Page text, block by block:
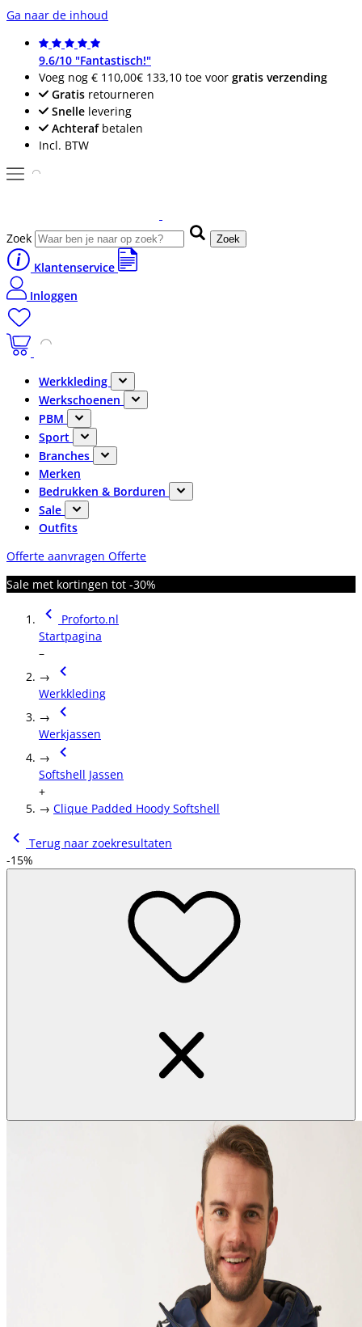
Ga naar de inhoud
9.6/10 "Fantastisch!"
Voeg nog € 110,00€ 133,10 toe voor gratis verzending
Gratis retourneren
Snelle levering
Achterafbetalen
Incl. BTW
Zoek Zoek
Klantenservice
Inloggen
Werkkleding
Werkschoenen
PBM
Sport
Branches
Merken
Bedrukken & Borduren
Sale
Outfits
Offerte aanvragen Offerte
Sale met kortingen tot -30%
Proforto.nl
Startpagina
–
→
Werkkleding
→
Werkjassen
→
Softshell Jassen
+
→ Clique Padded Hoody Softshell
Terug naar zoekresultaten
-15%